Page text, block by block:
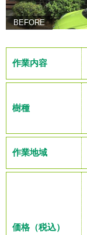
BEFORE
作業内容
樹種
作業地域
価格（税込）